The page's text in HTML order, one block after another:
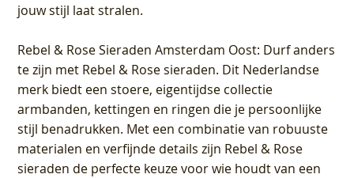
jouw stijl laat stralen.
Rebel & Rose Sieraden Amsterdam Oost: Durf anders
te zijn met Rebel & Rose sieraden. Dit Nederlandse
merk biedt een stoere, eigentijdse collectie
armbanden, kettingen en ringen die je persoonlijke
stijl benadrukken. Met een combinatie van robuuste
materialen en verfijnde details zijn Rebel & Rose
sieraden de perfecte keuze voor wie houdt van een